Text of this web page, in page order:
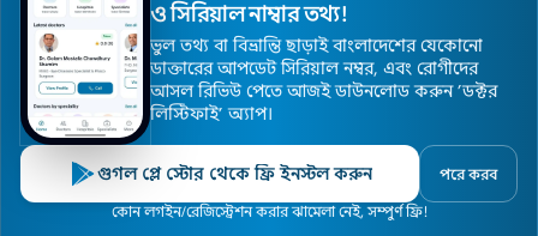
ঢাকার সকল বিশেষজ্ঞ ডাক্তার দেখুন
ডাক্তার হাসপাতাল বিশেষজ্ঞ
ও সিরিয়াল নাম্বার তথ্য!
ভুল তথ্য বা বিভ্রান্তি ছাড়াই বাংলাদেশের যেকোনো
ডাক্তারের আপডেট সিরিয়াল নম্বর, এবং রোগীদের
আসল রিভিউ পেতে আজই ডাউনলোড করুন ’ডক্টর
লিস্টিফাই’ অ্যাপ।
গুগল প্লে স্টোর থেকে ফ্রি ইনস্টল করুন পরে করব
কোন লগইন/রেজিস্ট্রেশন করার ঝামেলা নেই, সম্পুর্ণ ফ্রি!